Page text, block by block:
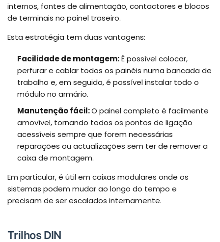
internos, fontes de alimentação, contactores e blocos
de terminais no painel traseiro.
Esta estratégia tem duas vantagens:
Facilidade de montagem:É possível colocar,
perfurar e cablar todos os painéis numa bancada de
trabalho e, em seguida, é possível instalar todo o
módulo no armário.
Manutenção fácil:O painel completo é facilmente
amovível, tornando todos os pontos de ligação
acessíveis sempre que forem necessárias
reparações ou actualizações sem ter de remover a
caixa de montagem.
Em particular, é útil em caixas modulares onde os
sistemas podem mudar ao longo do tempo e
precisam de ser escalados internamente.
Trilhos DIN